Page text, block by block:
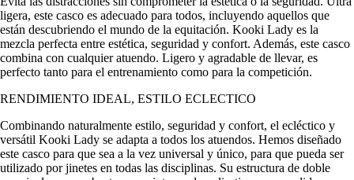
ligera, este casco es adecuado para todos, incluyendo aquellos que
están descubriendo el mundo de la equitación. Kooki Lady es la
mezcla perfecta entre estética, seguridad y confort. Además, este casco
combina con cualquier atuendo. Ligero y agradable de llevar, es
perfecto tanto para el entrenamiento como para la competición.
RENDIMIENTO IDEAL, ESTILO ECLECTICO
Combinando naturalmente estilo, seguridad y confort, el ecléctico y
versátil Kooki Lady se adapta a todos los atuendos. Hemos diseñado
este casco para que sea a la vez universal y único, para que pueda ser
utilizado por jinetes en todas las disciplinas. Su estructura de doble